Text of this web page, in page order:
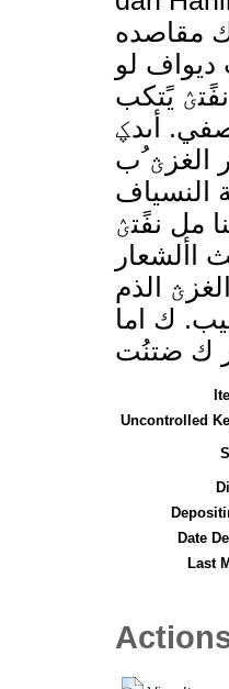
ك مقاصده
ديواف لو
أننا مل نفًتؽ يًتكب
أىدؼ
الغزؿ ُب
النسياف
مل نفًتؽ
األشعار
الذم
ك اما
Uncontrolled
Date
Last